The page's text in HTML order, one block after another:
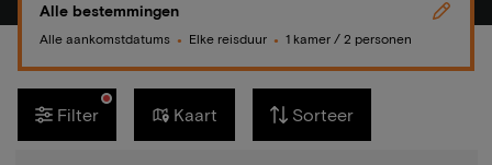
Alle bestemmingen
Alle aankomstdatums ● Elke reisduur ● 1 kamer / 2 personen
Filter Kaart Sorteer